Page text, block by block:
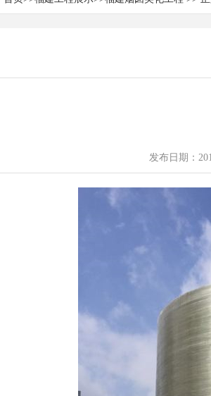
发布日期：